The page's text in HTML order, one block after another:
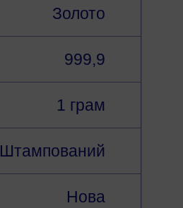
Золото
999,9
1 грам
Штампований
Нова